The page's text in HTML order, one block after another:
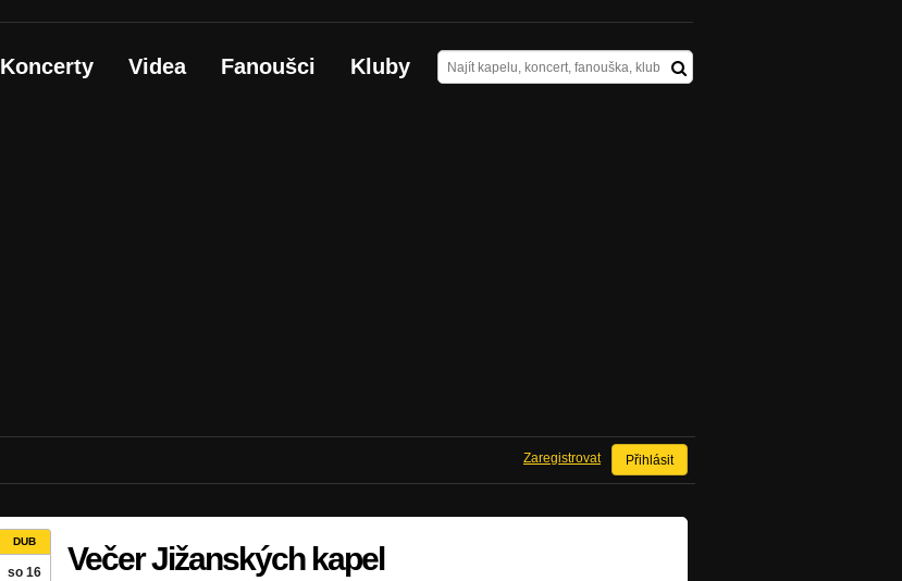
Koncerty Videa Fanoušci Kluby
Přihlásit
Zaregistrovat
DUB
so 16 Večer Jižanských kapel